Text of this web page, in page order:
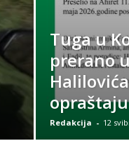
Tuga u
prerano
Redakcija - 12